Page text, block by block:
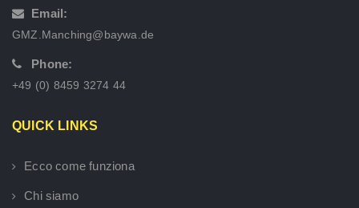
Email:
GMZ.Manching@baywa.de
Phone:
+49 (0) 8459 3274 44
QUICK LINKS
Ecco come funziona
Chi siamo